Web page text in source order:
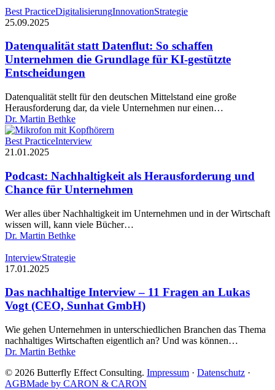
Datenqualität
statt
So
schaffen
Unternehmen
die
für
KI-
gestützte
Entscheidungen
Best PracticeDigitalisierungInnovationStrategie
25.09.2025
Datenqualität statt Datenflut: So schaffen
Unternehmen die Grundlage für KI-gestützte
Entscheidungen
Datenqualität stellt für den deutschen Mittelstand eine große
Herausforderung dar, da viele Unternehmen nur einen…
Dr. Martin Bethke
Podcast:
Nachhaltigkeit
Herausforderung
und
Chance
Unternehmen
Best PracticeInterview
21.01.2025
Podcast: Nachhaltigkeit als Herausforderung und
Chance für Unternehmen
Wer alles über Nachhaltigkeit im Unternehmen und in der Wirtschaft
wissen will, kann viele Bücher…
Dr. Martin Bethke
Das
nachhaltige
–
11
Fragen
Lukas
Vogt
(CEO,
Sunhat
GmbH)
InterviewStrategie
17.01.2025
Das nachhaltige Interview – 11 Fragen an Lukas
Vogt (CEO, Sunhat GmbH)
Wie gehen Unternehmen in unterschiedlichen Branchen das Thema
nachhaltiges Wirtschaften eigentlich an? Und was können…
Dr. Martin Bethke
© 2026 Butterfly Effect Consulting. Impressum · Datenschutz ·
AGBMade by CARON & CARON